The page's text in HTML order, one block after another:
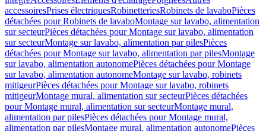
accessoiresPrises électriquesRobinetteriesRobinets de lavaboPièces
détachées pour Robinets de lavaboMontage sur lavabo, alimentation
sur secteurPièces détachées pour Montage sur lavabo, alimentation
sur secteurMontage sur lavabo, alimentation par pilesPièces
détachées pour Montage sur lavabo, alimentation par pilesMontage
sur lavabo, alimentation autonomePièces détachées pour Montage
sur lavabo, alimentation autonomeMontage sur lavabo, robinets
mitigeurPièces détachées pour Montage sur lavabo, robinets
mitigeurMontage mural, alimentation sur secteurPièces détachées
pour Montage mural, alimentation sur secteurMontage mural,
alimentation par pilesPièces détachées pour Montage mural,
alimentation par pilesMontage mural, alimentation autonomePièces